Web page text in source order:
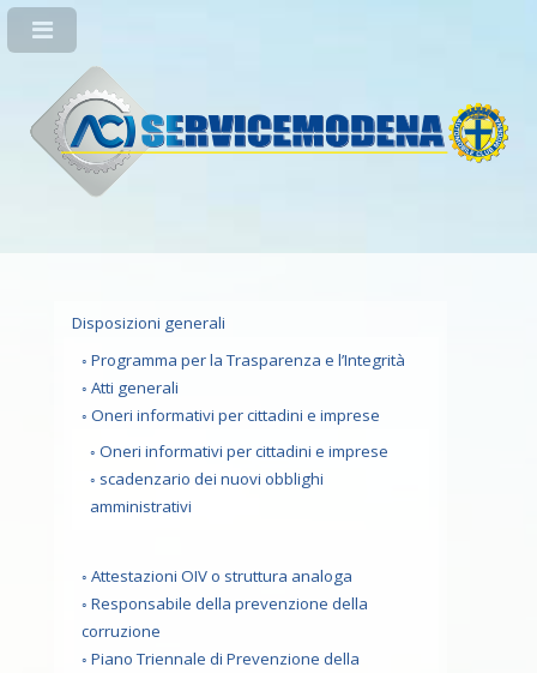
Disposizioni generali
Programma per la Trasparenza e l’Integrità
Atti generali
Oneri informativi per cittadini e imprese
Oneri informativi per cittadini e imprese
scadenzario dei nuovi obblighi
amministrativi
Attestazioni OIV o struttura analoga
Responsabile della prevenzione della
corruzione
Piano Triennale di Prevenzione della